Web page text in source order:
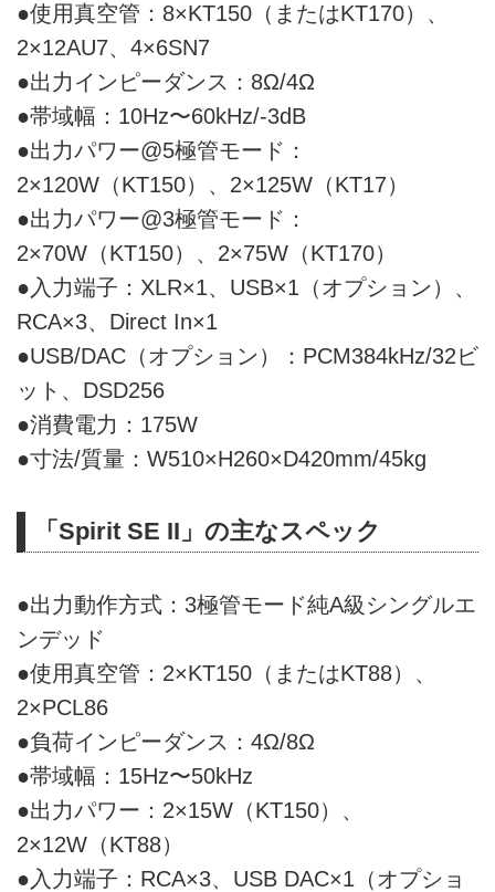
●使用真空管：8×KT150（またはKT170）、
2×12AU7、4×6SN7
●出力インピーダンス：8Ω/4Ω
●帯域幅：10Hz〜60kHz/-3dB
●出力パワー@5極管モード：
2×120W（KT150）、2×125W（KT17）
●出力パワー@3極管モード：
2×70W（KT150）、2×75W（KT170）
●入力端子：XLR×1、USB×1（オプション）、
RCA×3、Direct In×1
●USB/DAC（オプション）：PCM384kHz/32ビ
ット、DSD256
●消費電力：175W
●寸法/質量：W510×H260×D420mm/45kg
「Spirit SE II」の主なスペック
●出力動作方式：3極管モード純A級シングルエ
ンデッド
●使用真空管：2×KT150（またはKT88）、
2×PCL86
●負荷インピーダンス：4Ω/8Ω
●帯域幅：15Hz〜50kHz
●出力パワー：2×15W（KT150）、
2×12W（KT88）
●入力端子：RCA×3、USB DAC×1（オプショ